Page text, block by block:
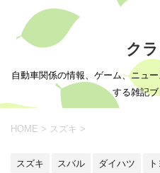
ク
自動車関係の情報、ゲーム、ニュ
する雑記ブ
HOME > スズキ >
スズキ スバル ダイハツ